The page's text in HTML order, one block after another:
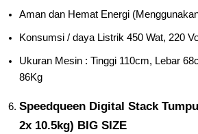
Aman dan Hemat Energi
Konsumsi / daya Listrik 450 Wat, 220
Ukuran Mesin : Tinggi 110cm, Lebar
86Kg
Speedqueen Digital Stack
2x 10.5kg) BIG SIZE